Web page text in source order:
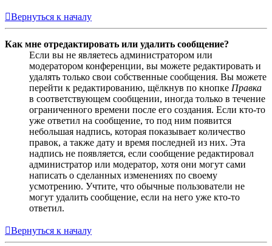
Вернуться к началу
Как мне отредактировать или удалить сообщение?
Если вы не являетесь администратором или
модератором конференции, вы можете редактировать и
удалять только свои собственные сообщения. Вы можете
перейти к редактированию, щёлкнув по кнопке Правка
в соответствующем сообщении, иногда только в течение
ограниченного времени после его создания. Если кто-то
уже ответил на сообщение, то под ним появится
небольшая надпись, которая показывает количество
правок, а также дату и время последней из них. Эта
надпись не появляется, если сообщение редактировал
администратор или модератор, хотя они могут сами
написать о сделанных изменениях по своему
усмотрению. Учтите, что обычные пользователи не
могут удалить сообщение, если на него уже кто-то
ответил.
Вернуться к началу